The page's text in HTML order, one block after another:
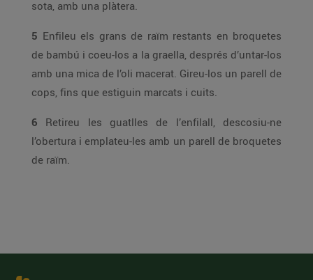
sota, amb una plàtera.
5 Enfileu els grans de raïm restants en broquetes
de bambú i coeu-los a la graella, després d’untar-los
amb una mica de l’oli macerat. Gireu-los un parell de
cops, fins que estiguin marcats i cuits.
6 Retireu les guatlles de l’enfilall, descosiu-ne
l’obertura i emplateu-les amb un parell de broquetes
de raïm.